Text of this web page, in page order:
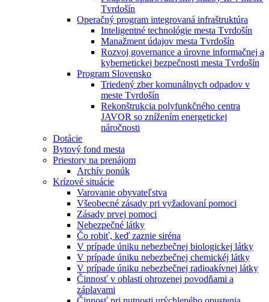
Tvrdošín
Operačný program integrovaná infraštruktúra
Inteligentné technológie mesta Tvrdošín
Manažment údajov mesta Tvrdošín
Rozvoj governance a úrovne informačnej a
kybernetickej bezpečnosti mesta Tvrdošín
Program Slovensko
Triedený zber komunálnych odpadov v
meste Tvrdošín
Rekonštrukcia polyfunkčného centra
JAVOR so znížením energetickej
náročnosti
Dotácie
Bytový fond mesta
Priestory na prenájom
Archív ponúk
Krízové situácie
Varovanie obyvateľstva
Všeobecné zásady pri vyžadovaní pomoci
Zásady prvej pomoci
Nebezpečné látky
Čo robiť, keď zaznie siréna
V prípade úniku nebezbečnej biologickej látky
V prípade úniku nebezbečnej chemickéj látky
V prípade úniku nebezbečnej radioakívnej látky
Činnosť v oblasti ohrozenej povodňami a
záplavami